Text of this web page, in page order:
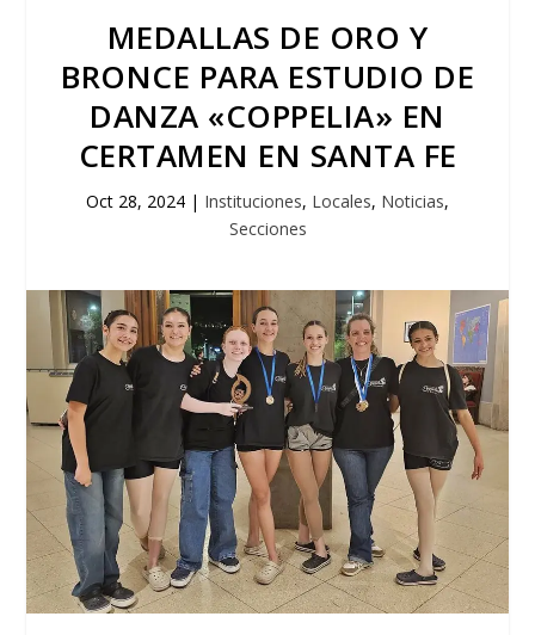
MEDALLAS DE ORO Y
BRONCE PARA ESTUDIO DE
DANZA «COPPELIA» EN
CERTAMEN EN SANTA FE
Oct 28, 2024 | Instituciones, Locales, Noticias,
Secciones